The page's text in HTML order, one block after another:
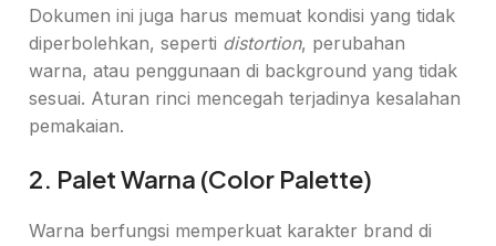
Dokumen ini juga harus memuat kondisi yang tidak
diperbolehkan, seperti distortion, perubahan
warna, atau penggunaan di background yang tidak
sesuai. Aturan rinci mencegah terjadinya kesalahan
pemakaian.
2. Palet Warna (Color Palette)
Warna berfungsi memperkuat karakter brand di